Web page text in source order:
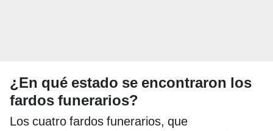
¿En qué estado se encontraron los
fardos funerarios?
Los cuatro fardos funerarios, que